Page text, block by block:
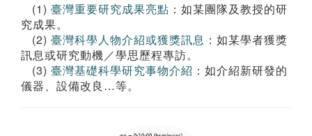
(1) 臺灣重要研究成果亮點 ：如某團隊及教授的研
究成果。
(2) 臺灣科學人物介紹或獲獎訊息 ：如某學者獲獎
訊息或研究動機／學思歷程專訪。
(3) 臺灣基礎科學研究事物介紹 ：如介紹新研發的
儀器、設備改良…等。